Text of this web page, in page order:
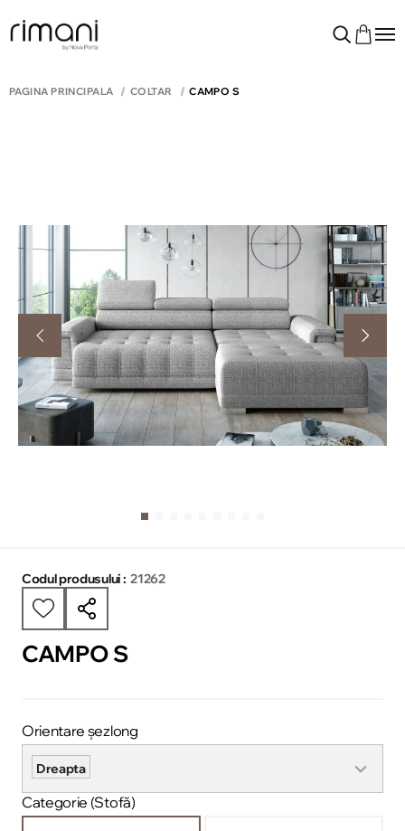
PAGINA PRINCIPALĂ COLTAR CAMPO S
Codul produsului : 21262
CAMPO S
Orientare șezlong
Dreapta
Categorie (Stofă)